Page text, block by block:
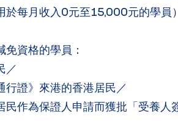
於每月收入0元至15,000元的學員
免資格的學員：
／
行證》來港的香港居民／
民作為保證人申請而獲批「受養人